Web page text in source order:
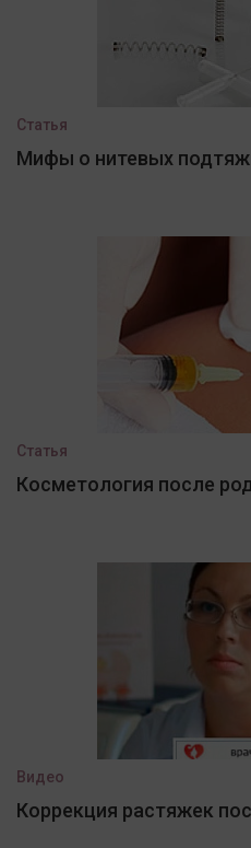
Статья
Мифы о нитевых
Статья
Косметология после
Видео
Коррекция растяжек